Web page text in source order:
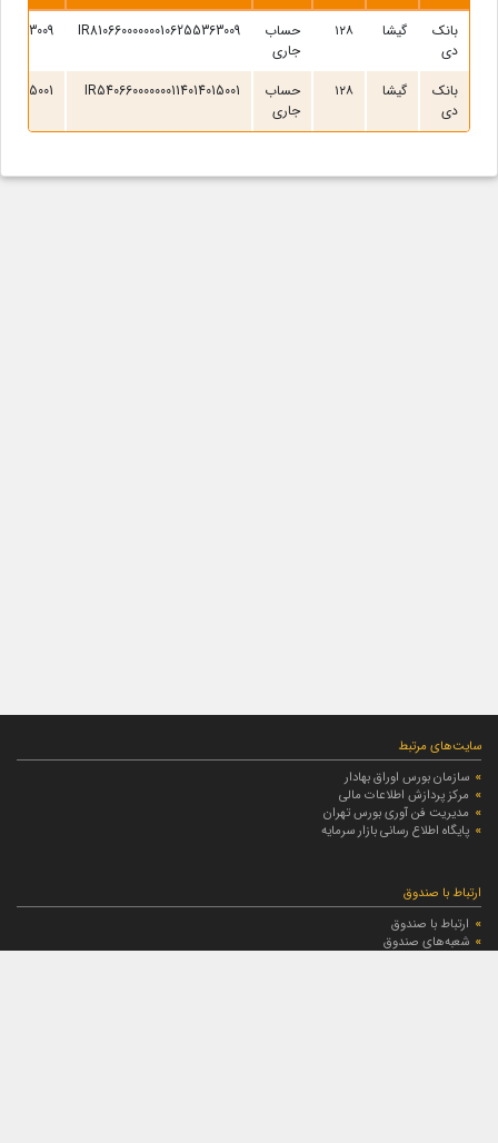
بانک
دی
گیشا ۱۲۸
حساب
جاری
IR810660000000106255363009
بانک
دی
گیشا ۱۲۸
حساب
جاری
IR540660000000114014015001
سایت‌های مرتبط
سازمان بورس اوراق بهادار
مرکز پردازش اطلاعات مالی
مدیریت فن آوری بورس تهران
پایگاه اطلاع رسانی بازار سرمایه
ارتباط با صندوق
ارتباط با صندوق
شعبه‌های صندوق